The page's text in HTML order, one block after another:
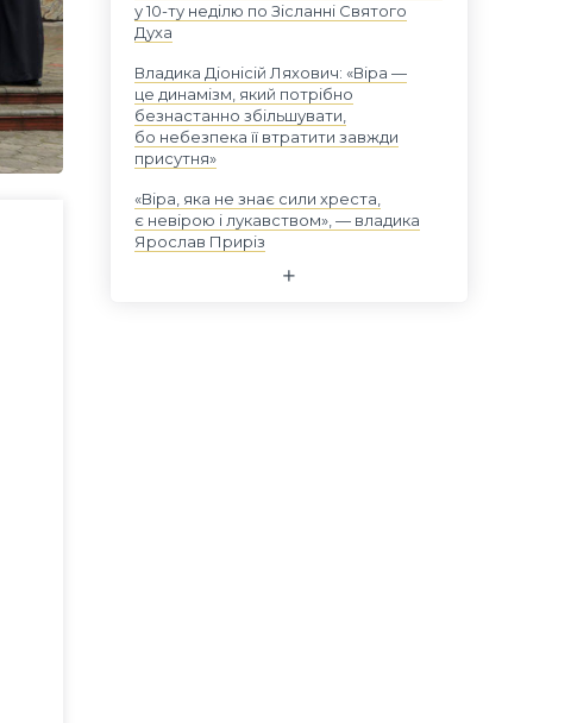
у 10-ту неділю по Зісланні Святого
Духа
Владика Діонісій Ляхович: «Віра —
це динамізм, який потрібно
безнастанно збільшувати,
бо небезпека її втратити завжди
присутня»
«Віра, яка не знає сили хреста,
є невірою і лукавством», — владика
Ярослав Приріз